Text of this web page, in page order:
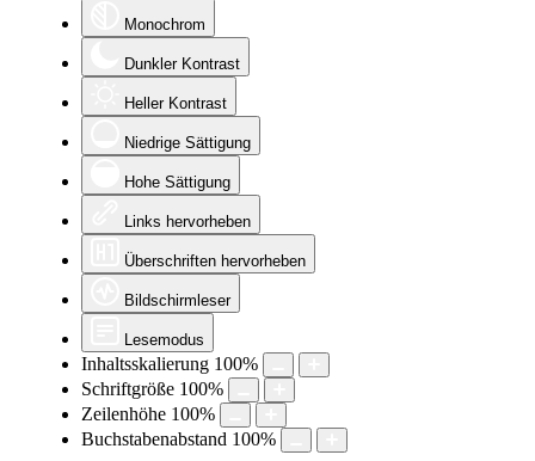
Monochrom
Dunkler Kontrast
Heller Kontrast
Niedrige Sättigung
Hohe Sättigung
Links hervorheben
Überschriften hervorheben
Bildschirmleser
Lesemodus
Inhaltsskalierung 100%
Schriftgröße 100%
Zeilenhöhe 100%
Buchstabenabstand 100%